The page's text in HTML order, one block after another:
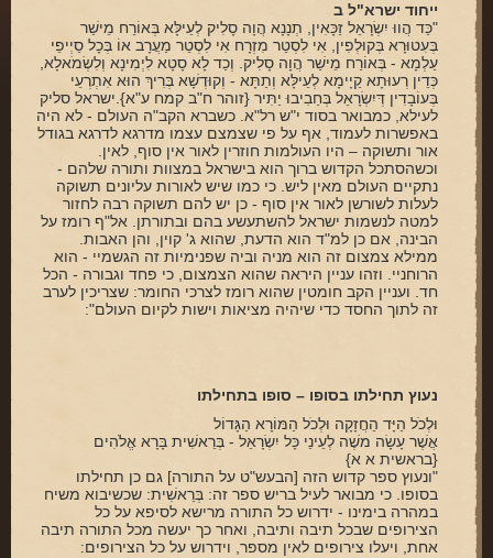
ייחוד ישרא"ל ב
"כַּד הֲווּ יִשְׂרָאֵל זַכָּאִין, תְנָנָא הֲוָה סָלִיק לְעֵילָּא בְּאוֹרַח מֵישַׁר
בְּעִטוּרָא בְּקוּלְפִין, אִי לִסְטַר מִזְרָח אִי לִסְטַר מַעֲרָב אוֹ בְּכָל סַיְיפֵי
עַלְמָא - בְּאוֹרַח מֵישַׁר הֲוָה סָלִיק. וְכַד לָא סָטָא לִיְמִינָא וְלִשְׂמֹאלָא,
כְּדֵין רְעוּתָא קַיָימָא לְעֵילָּא וְתַתָּא - וְקוּדְשָׁא בְּרִיךְ הוּא אִתְרְעֵי
בְּעוֹבָדִין דְּיִשְׂרָאֵל בְּחַבִיבוּ יַתִּיר {זוהר ח"ב קמח ע"א}.ישראל סליק
לעילא, כמבואר בסוד י"ש רל"א. כשברא הקב"ה העולם - לא היה
באפשרות לעמוד, אף על פי שצמצם עצמו מדרגא לדרגא בגודל
אור ותשוקה – היו העולמות חוזרין לאור אין סוף, לאין.
וכשהסתכל הקדוש ברוך הוא בישראל במצוות ותורה שלהם -
נתקיים העולם מאין ליש. כי כמו שיש לאורות עליונים תשוקה
לעלות לשורשן לאור אין סוף - כן יש להם תשוקה רבה לחזור
למטה לנשמות ישראל להשתעשע בהם ובתורתן. אל"ף רומז על
הבינה, אם כן למ"ד הוא הדעת, שהוא ג' קוין, והן האבות.
ממילא צמצום זה הוא מניה וביה שפנימיות זה הגשמיי - הוא
הרוחניי. וזהו עניין היראה שהוא הצמצום, כי פחד וגבורה - הכל
חד. ועניין הקב חומטין שהוא רומז לצרכי החומר: שצריכין לערב
זה לתוך החסד כדי שיהיה מציאות וישות לקיום העולם":
נעוץ תחילתו בסופו – סופו בתחילתו
וּלְכֹל הַיָּד הַחֲזָקָה וּלְכֹל הַמּוֹרָא הַגָּדוֹל
אֲשֶׁר עָשָׂה משֶׁה לְעֵינֵי כָּל יִשְׂרָאֵל - בְּרֵאשִׁית בָּרָא אֱלֹהִים
{בראשית א א}
"ונעוץ ספר קדוש הזה [הבעש"ט על התורה] גם כן תחילתו
בסופו. כי מבואר לעיל בריש ספר זה: בְּרֵאשִׁית: שכשיבוא משיח
במהרה בימינו - ידרוש כל התורה מרישא לסיפא על כל
הצירופים שבכל תיבה ותיבה, ואחר כך יעשה מכל התורה תיבה
אחת, ויעלו צירופים לאין מספר, וידרוש על כל הצירופים: